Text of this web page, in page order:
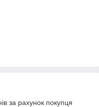
за рахунок покупця